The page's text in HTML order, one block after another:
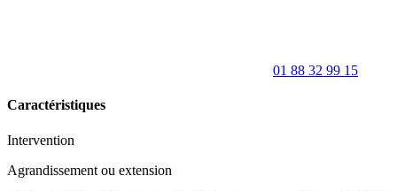
01 88 32 99 15
Caractéristiques
Intervention
Agrandissement ou extension